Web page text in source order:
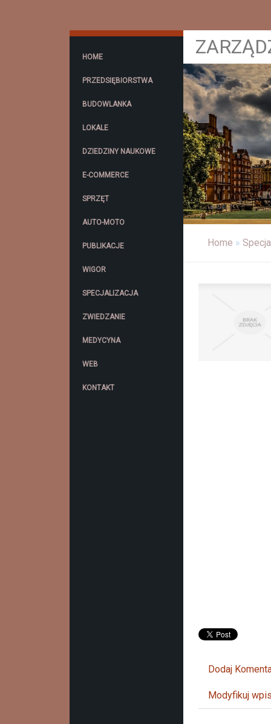
HOME
PRZEDSIĘBIORSTWA
BUDOWLANKA
LOKALE
DZIEDZINY NAUKOWE
E-COMMERCE
SPRZĘT
AUTO-MOTO
PUBLIKACJE
WIGOR
SPECJALIZACJA
ZWIEDZANIE
MEDYCYNA
WEB
KONTAKT
Home »
Dodaj
Modyfikuj